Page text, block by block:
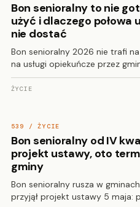
Bon senioralny to nie
użyć i dlaczego połowa
nie dostać
Bon senioralny 2026 nie trafi
na usługi opiekuńcze przez
ŻYCIE
539 / ŻYCIE
Bon senioralny od IV
projekt ustawy, oto
gminy
Bon senioralny rusza w
przyjął projekt ustawy 5 maja: